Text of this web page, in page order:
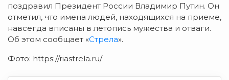
поздравил Президент России Владимир Путин. Он
отметил, что имена людей, находящихся на приеме,
навсегда вписаны в летопись мужества и отваги.
Об этом сообщает «Стрела».
Фото: https://riastrela.ru/